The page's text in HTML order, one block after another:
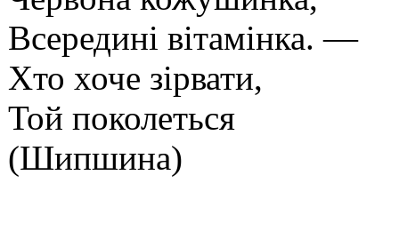
Всередині вітамінка. —
Хто хоче зірвати,
Той поколеться
(Шипшина)